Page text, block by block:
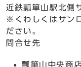
近鉄瓢箪山駅北側
※くわしくはサン
ださい。
問合せ先
瓢箪山中央商